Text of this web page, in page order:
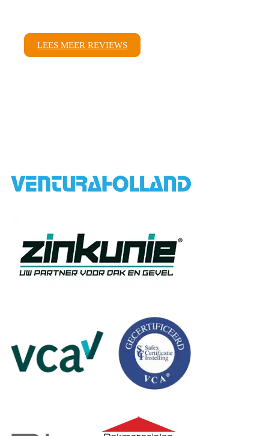
LEES MEER REVIEWS